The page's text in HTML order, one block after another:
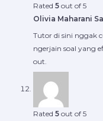
Rated 5 out of 5
Olivia Maharani
Tutor di sini nggak
ngerjain soal yang
out.
Rated 5 out of 5